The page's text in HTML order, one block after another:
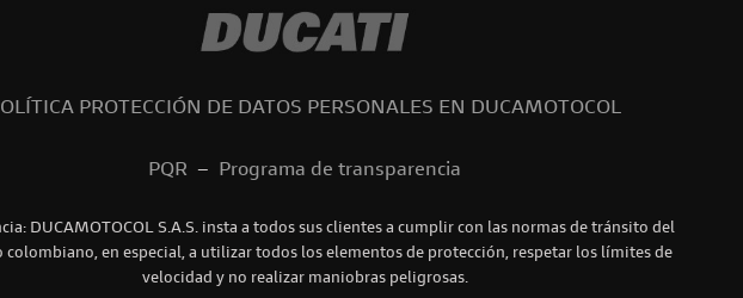
PROTECCIÓN DE DATOS PERSONALES EN DUCAMOTOCOL
PQR – Programa de transparencia
DUCAMOTOCOL S.A.S. insta a todos sus clientes a cumplir con las normas de tránsito del
en especial, a utilizar todos los elementos de protección, respetar los límites de
velocidad y no realizar maniobras peligrosas.